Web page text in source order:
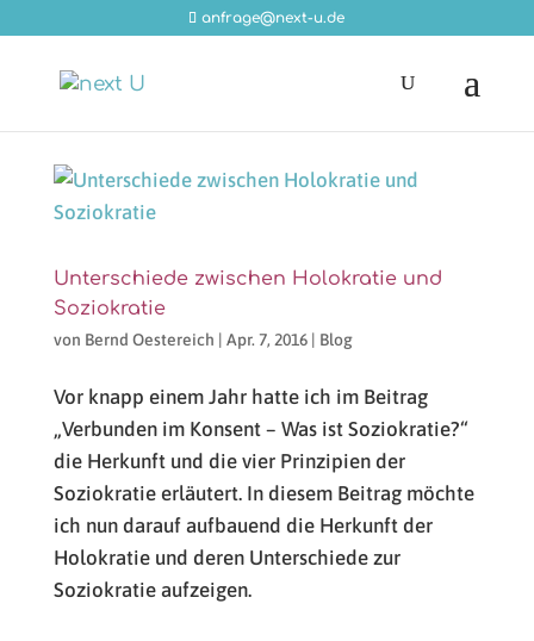
anfrage@next-u.de
Unterschiede zwischen Holokratie und
Soziokratie
von Bernd Oestereich | Apr. 7, 2016| Blog
Vor knapp einem Jahr hatte ich im Beitrag
„Verbunden im Konsent – Was ist Soziokratie?“
die Herkunft und die vier Prinzipien der
Soziokratie erläutert. In diesem Beitrag möchte
ich nun darauf aufbauend die Herkunft der
Holokratie und deren Unterschiede zur
Soziokratie aufzeigen.